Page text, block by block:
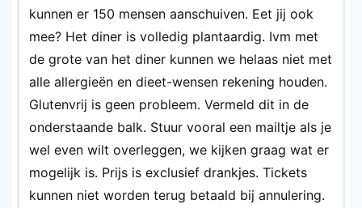
kunnen er 150 mensen aanschuiven. Eet jij ook
mee? Het diner is volledig plantaardig. Ivm met
de grote van het diner kunnen we helaas niet met
alle allergieën en dieet-wensen rekening houden.
Glutenvrij is geen probleem. Vermeld dit in de
onderstaande balk. Stuur vooral een mailtje als je
wel even wilt overleggen, we kijken graag wat er
mogelijk is. Prijs is exclusief drankjes. Tickets
kunnen niet worden terug betaald bij annulering.